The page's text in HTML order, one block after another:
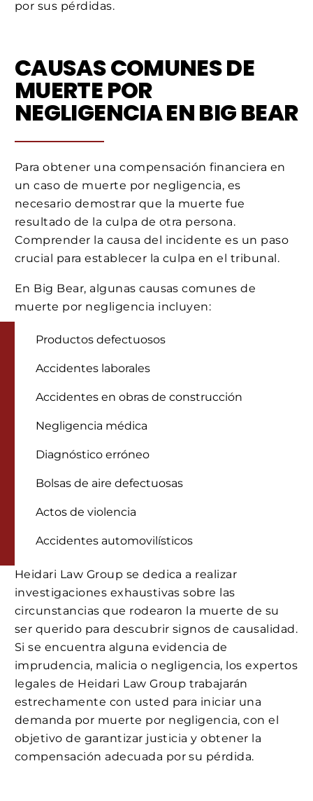
por sus pérdidas.
CAUSAS COMUNES DE
MUERTE POR
NEGLIGENCIA EN BIG BEAR
Para obtener una compensación financiera en
un caso de muerte por negligencia, es
necesario demostrar que la muerte fue
resultado de la culpa de otra persona.
Comprender la causa del incidente es un paso
crucial para establecer la culpa en el tribunal.
En Big Bear, algunas causas comunes de
muerte por negligencia incluyen:
Productos defectuosos
Accidentes laborales
Accidentes en obras de construcción
Negligencia médica
Diagnóstico erróneo
Bolsas de aire defectuosas
Actos de violencia
Accidentes automovilísticos
Heidari Law Group se dedica a realizar
investigaciones exhaustivas sobre las
circunstancias que rodearon la muerte de su
ser querido para descubrir signos de causalidad.
Si se encuentra alguna evidencia de
imprudencia, malicia o negligencia, los expertos
legales de Heidari Law Group trabajarán
estrechamente con usted para iniciar una
demanda por muerte por negligencia, con el
objetivo de garantizar justicia y obtener la
compensación adecuada por su pérdida.